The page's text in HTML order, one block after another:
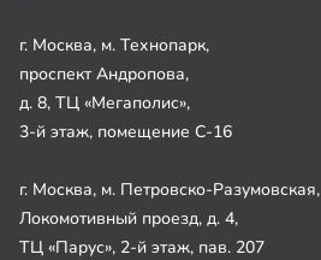
г. Москва, м. Технопарк,
проспект Андропова,
д. 8, ТЦ «Мегаполис»,
3-й этаж, помещение С-16
г. Москва, м. Петровско-Разумовская,
Локомотивный проезд, д. 4,
ТЦ «Парус», 2-й этаж, пав. 207